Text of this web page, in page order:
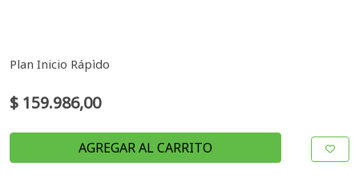
Plan Inicio Rápìdo
$ 159.986,00
AGREGAR AL CARRITO